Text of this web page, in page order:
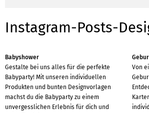
Instagram-Posts-
Babyshower
Gestalte bei uns alles für die perfekte
Babyparty! Mit unseren individuellen
Produkten und bunten Designvorlagen
machst du die Babyparty zu einem
unvergesslichen Erlebnis für dich und
Von